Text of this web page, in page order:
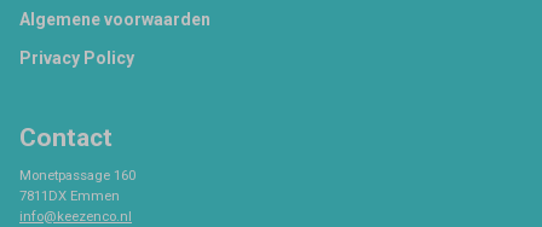
Footer
Algemene voorwaarden
Privacy Policy
Contact
Monetpassage 160
7811DX Emmen
info@keezenco.nl